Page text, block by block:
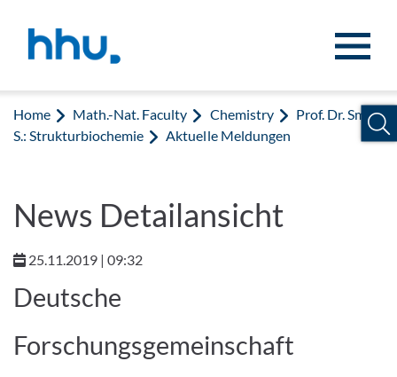
Home Math.-Nat. Faculty Chemistry
Prof. Dr. Smits,
S.: Strukturbiochemie
Aktuelle Meldungen
News Detailansicht
25.11.2019 | 09:32
Deutsche
Forschungsgemeinschaft